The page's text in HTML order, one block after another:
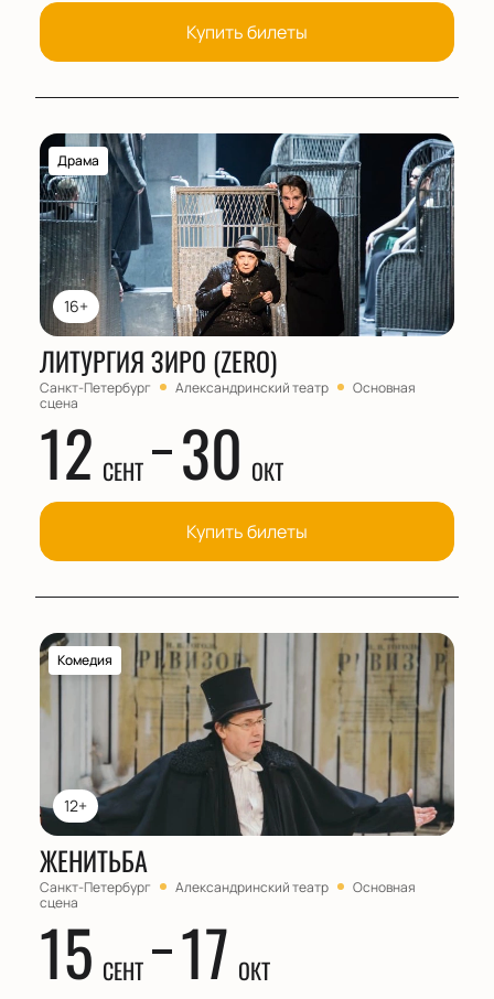
Купить билеты
16+
Драма
ЛИТУРГИЯ ЗИРО (ZERO)
Санкт-Петербург Александринский театр
Основная
сцена
12 СЕНТ 30 ОКТ
Купить билеты
12+
Комедия
ЖЕНИТЬБА
Санкт-Петербург Александринский театр
Основная
сцена
15 СЕНТ 17 ОКТ